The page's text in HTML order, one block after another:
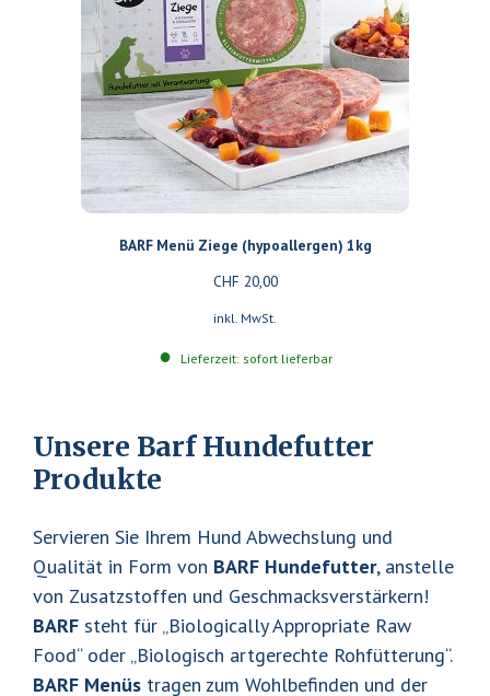
BARF Menü Ziege (hypoallergen) 1kg
CHF 20,00
inkl. MwSt.
Lieferzeit: sofort lieferbar
Unsere Barf Hundefutter
Produkte
Servieren Sie Ihrem Hund Abwechslung und
Qualität in Form von BARF Hundefutter, anstelle
von Zusatzstoffen und Geschmacksverstärkern!
BARF steht für „Biologically Appropriate Raw
Food“ oder „Biologisch artgerechte Rohfütterung“.
BARF Menüs tragen zum Wohlbefinden und der